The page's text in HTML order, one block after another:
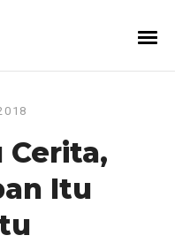
Cerita,
Itu